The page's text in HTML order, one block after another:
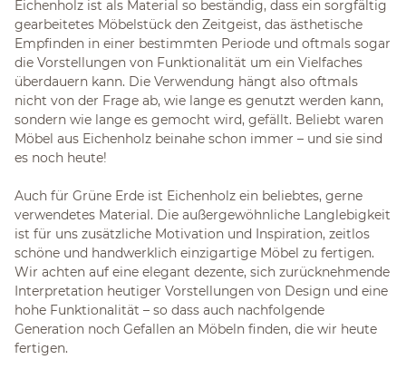
Eichenholz ist als Material so beständig, dass ein sorgfältig
gearbeitetes Möbelstück den Zeitgeist, das ästhetische
Empfinden in einer bestimmten Periode und oftmals sogar
die Vorstellungen von Funktionalität um ein Vielfaches
überdauern kann. Die Verwendung hängt also oftmals
nicht von der Frage ab, wie lange es genutzt werden kann,
sondern wie lange es gemocht wird, gefällt. Beliebt waren
Möbel aus Eichenholz beinahe schon immer – und sie sind
es noch heute!
Auch für Grüne Erde ist Eichenholz ein beliebtes, gerne
verwendetes Material. Die außergewöhnliche Langlebigkeit
ist für uns zusätzliche Motivation und Inspiration, zeitlos
schöne und handwerklich einzigartige Möbel zu fertigen.
Wir achten auf eine elegant dezente, sich zurücknehmende
Interpretation heutiger Vorstellungen von Design und eine
hohe Funktionalität – so dass auch nachfolgende
Generation noch Gefallen an Möbeln finden, die wir heute
fertigen.